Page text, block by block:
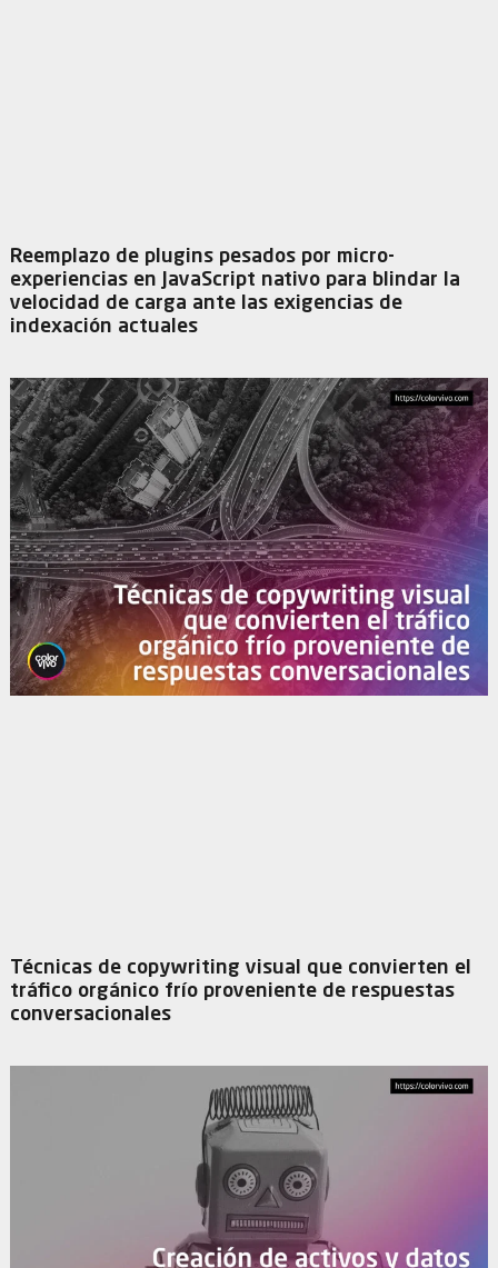
Reemplazo de plugins pesados por micro-
experiencias en JavaScript nativo para blindar la
velocidad de carga ante las exigencias de
indexación actuales
Técnicas de copywriting visual que convierten el
tráfico orgánico frío proveniente de respuestas
conversacionales